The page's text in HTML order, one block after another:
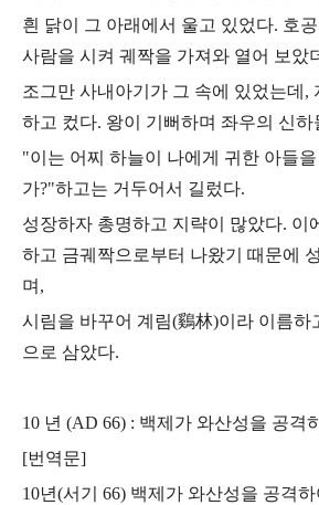
흰 닭이 그 아래에서 울고 있었다. 호
사람을 시켜 궤짝을 가져와 열어 보았
조그만 사내아기가 그 속에 있었는데,
하고 컸다. 왕이 기뻐하며 좌우의 신
"이는 어찌 하늘이 나에게 귀한 아들
가?"하고는 거두어서 길렀다.
성장하자 총명하고 지략이 많았다. 이
하고 금궤짝으로부터 나왔기 때문에
며,
시림을 바꾸어 계림(鷄林)이라 이름하
으로 삼았다.
10 년 (AD 66) : 백제가 와산성을 공격
[번역문]
10년(서기 66) 백제가 와산성을 공격